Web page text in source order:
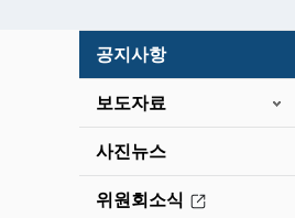
공지사항
보도자료
사진뉴스
위원회소식